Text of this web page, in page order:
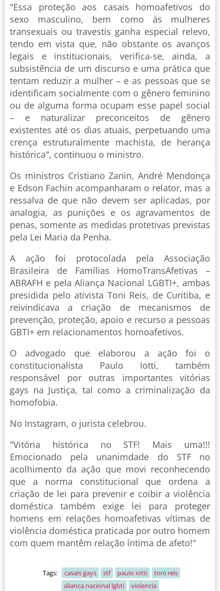
"Essa proteção aos casais homoafetivos do
sexo masculino, bem como às mulheres
transexuais ou travestis ganha especial relevo,
tendo em vista que, não obstante os avanços
legais e institucionais, verifica-se, ainda, a
subsistência de um discurso e uma prática que
tentam reduzir a mulher – e as pessoas que se
identificam socialmente com o gênero feminino
ou de alguma forma ocupam esse papel social
– e naturalizar preconceitos de gênero
existentes até os dias atuais, perpetuando uma
crença estruturalmente machista, de herança
histórica", continuou o ministro.
Os ministros Cristiano Zanin, André Mendonça
e Edson Fachin acompanharam o relator, mas a
ressalva de que não devem ser aplicadas, por
analogia, as punições e os agravamentos de
penas, somente as medidas protetivas previstas
pela Lei Maria da Penha.
A ação foi protocolada pela Associação
Brasileira de Famílias HomoTransAfetivas –
ABRAFH e pela Aliança Nacional LGBTI+, ambas
presidida pelo ativista Toni Reis, de Curitiba, e
reivindicava a criação de mecanismos de
prevenção, proteção, apoio e recurso a pessoas
GBTI+ em relacionamentos homoafetivos.
O advogado que elaborou a ação foi o
constitucionalista Paulo Iotti, também
responsável por outras importantes vitórias
gays na Justiça, tal como a criminalização da
homofobia.
No Instagram, o jurista celebrou.
"Vitória histórica no STF! Mais uma!!!
Emocionado pela unanimdade do STF no
acolhimento da ação que movi reconhecendo
que a norma constitucional que ordena a
criação de lei para prevenir e coibir a violência
doméstica também exige lei para proteger
homens em relações homoafetivas vítimas de
violência doméstica praticada por outro homem
com quem mantêm relação íntima de afeto!"
Tags: casais gays stf paulo iotti
toni reis
alianca nacional lgbti
violencia